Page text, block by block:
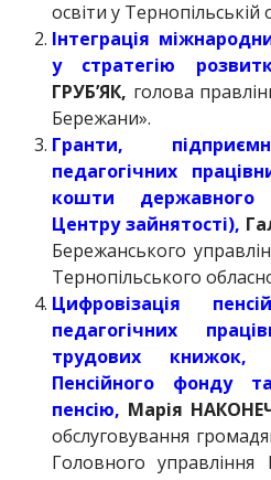
освіти у Тернопільській
Інтеграція
у стратегію
ГРУБ’ЯК, голова
Бережани».
Гранти,
педагогічних
кошти
Центру зайнятості),
Бережанського
Тернопільського
Цифровізація
педагогічних
трудових книжок,
Пенсійного фонду
пенсію, Марія
обслуговування
Головного